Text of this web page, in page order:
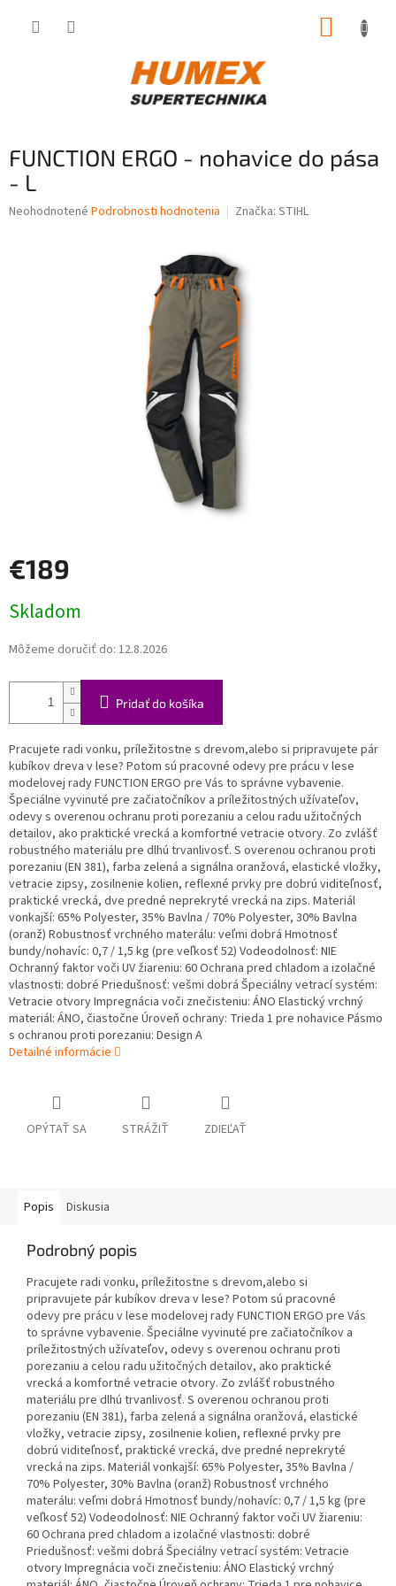
FUNCTION ERGO - nohavice do pása
- L
Priemerné
Neohodnotené Podrobnosti hodnotenia Značka: STIHL
€189
cena:
Skladom
Môžeme doručiť do: 12.8.2026
Pridať do košíka
Pracujete radi vonku, príležitostne s drevom,alebo si pripravujete pár
kubíkov dreva v lese? Potom sú pracovné odevy pre prácu v lese
modelovej rady FUNCTION ERGO pre Vás to správne vybavenie.
Špeciálne vyvinuté pre začiatočníkov a príležitostných užívateľov,
odevy s overenou ochranu proti porezaniu a celou radu užitočných
detailov, ako praktické vrecká a komfortné vetracie otvory. Zo zvlášť
robustného materiálu pre dlhú trvanlivosť. S overenou ochranou proti
porezaniu (EN 381), farba zelená a signálna oranžová, elastické vložky,
vetracie zipsy, zosilnenie kolien, reflexné prvky pre dobrú viditeľnosť,
praktické vrecká, dve predné neprekryté vrecká na zips. Materiál
vonkajší: 65% Polyester, 35% Bavlna / 70% Polyester, 30% Bavlna
(oranž) Robustnosť vrchného materálu: veľmi dobrá Hmotnosť
bundy/nohavíc: 0,7 / 1,5 kg (pre veľkosť 52) Vodeodolnosť: NIE
Ochranný faktor voči UV žiareniu: 60 Ochrana pred chladom a izolačné
vlastnosti: dobré Priedušnosť: vešmi dobrá Špeciálny vetrací systém:
Vetracie otvory Impregnácia voči znečisteniu: ÁNO Elastický vrchný
materiál: ÁNO, čiastočne Úroveň ochrany: Trieda 1 pre nohavice Pásmo
s ochranou proti porezaniu: Design A
Detailné informácie
OPÝTAŤ SA STRÁŽIŤ ZDIEĽAŤ
Popis Diskusia
Podrobný popis
Pracujete radi vonku, príležitostne s drevom,alebo si
pripravujete pár kubíkov dreva v lese? Potom sú pracovné
odevy pre prácu v lese modelovej rady FUNCTION ERGO pre Vás
to správne vybavenie. Špeciálne vyvinuté pre začiatočníkov a
príležitostných užívateľov, odevy s overenou ochranu proti
porezaniu a celou radu užitočných detailov, ako praktické
vrecká a komfortné vetracie otvory. Zo zvlášť robustného
materiálu pre dlhú trvanlivosť. S overenou ochranou proti
porezaniu (EN 381), farba zelená a signálna oranžová, elastické
vložky, vetracie zipsy, zosilnenie kolien, reflexné prvky pre
dobrú viditeľnosť, praktické vrecká, dve predné neprekryté
vrecká na zips. Materiál vonkajší: 65% Polyester, 35% Bavlna /
70% Polyester, 30% Bavlna (oranž) Robustnosť vrchného
materálu: veľmi dobrá Hmotnosť bundy/nohavíc: 0,7 / 1,5 kg (pre
veľkosť 52) Vodeodolnosť: NIE Ochranný faktor voči UV žiareniu:
60 Ochrana pred chladom a izolačné vlastnosti: dobré
Priedušnosť: vešmi dobrá Špeciálny vetrací systém: Vetracie
otvory Impregnácia voči znečisteniu: ÁNO Elastický vrchný